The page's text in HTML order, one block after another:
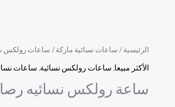
الرئيسية/ ساعات نسائية ماركة/ ساعات رولكس
الأكثر مبيعا ساعات رولكس نسائية ساعات
ساعة رولكس نسائيه
كمية
ساعة
نسائيه